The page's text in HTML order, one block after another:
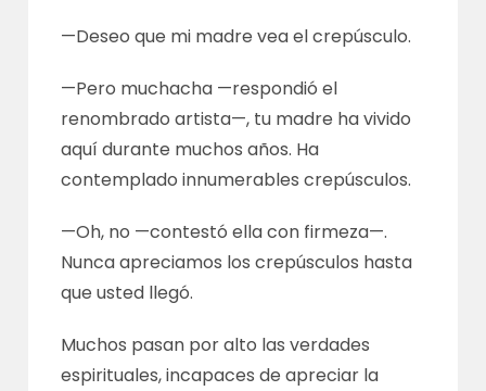
—Deseo que mi madre vea el crepúsculo.
—Pero muchacha —respondió el
renombrado artista—, tu madre ha vivido
aquí durante muchos años. Ha
contemplado innumerables crepúsculos.
—Oh, no —contestó ella con firmeza—.
Nunca apreciamos los crepúsculos hasta
que usted llegó.
Muchos pasan por alto las verdades
espirituales, incapaces de apreciar la